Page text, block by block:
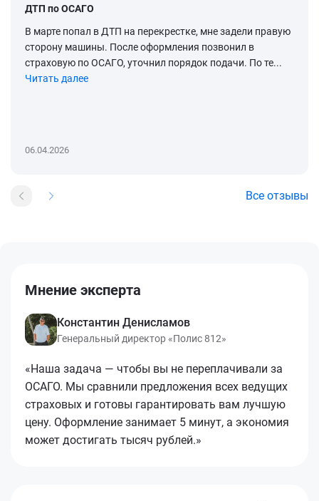
ДТП по ОСАГО
В марте попал в ДТП на перекрестке, мне задели правую
сторону машины. После оформления позвонил в
страховую по ОСАГО, уточнил порядок подачи. По те...
Читать далее
06.04.2026
Все отзывы
Мнение эксперта
Константин Денисламов
Генеральный директор «Полис 812»
«Наша задача — чтобы вы не переплачивали за
ОСАГО. Мы сравнили предложения всех ведущих
страховых и готовы гарантировать вам лучшую
цену. Оформление занимает 5 минут, а экономия
может достигать тысяч рублей.»